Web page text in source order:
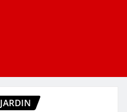
JARDIN